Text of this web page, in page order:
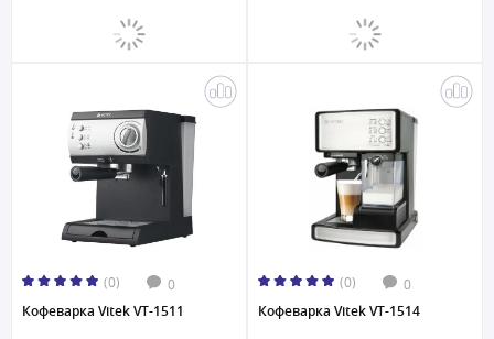
(0) 0
Кофеварка Vitek VT-1511
(0) 0
Кофеварка Vitek VT-1514